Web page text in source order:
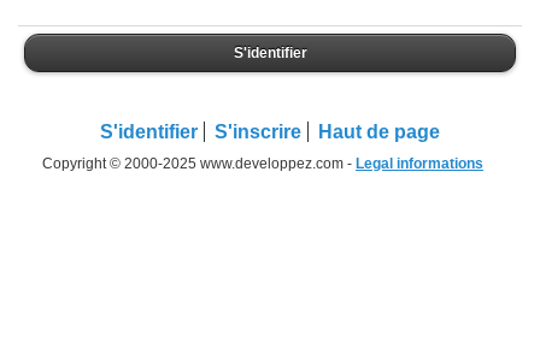
S'identifier
S'identifier S'inscrire Haut de page
Copyright © 2000-2025 www.developpez.com - Legal informations